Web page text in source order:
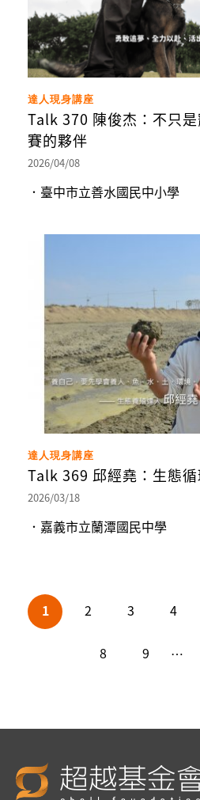
達人現身講座
Talk 370 陳俊杰：不只
賽的夥伴
2026/04/08
．臺中市立善水國民中小學
達人現身講座
Talk 369 邱經堯：生態
2026/03/18
．嘉義市立蘭潭國民中學
1 2 3 4
8 9 …